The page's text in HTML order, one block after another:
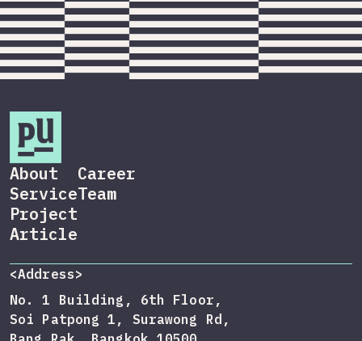
About
Service
Project
Article
Career
Team
<Address>
No. 1 Building, 6th Floor,
Soi Patpong 1, Surawong Rd,